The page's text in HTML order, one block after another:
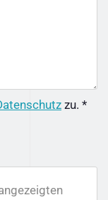
zu. *